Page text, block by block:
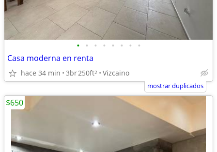
• • • • • • • •
Casa moderna en renta
hace 34 min 3br250ft2 Vizcaino
mostrar duplicados
$650